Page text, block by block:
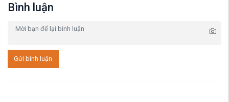
Bình luận
Gửi bình luận